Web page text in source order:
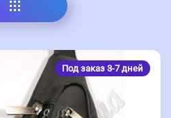
Под заказ 3-7 дней